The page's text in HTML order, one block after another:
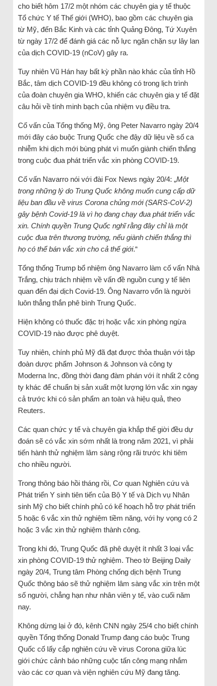
cho biết hôm 17/2 một nhóm các chuyên gia y tế thuộc
Tổ chức Y tế Thế giới (WHO), bao gồm các chuyên gia
từ Mỹ, đến Bắc Kinh và các tỉnh Quảng Đông, Tứ Xuyên
từ ngày 17/2 để đánh giá các nỗ lực ngăn chặn sự lây lan
của dịch COVID-19 (nCoV) gây ra.
Tuy nhiên Vũ Hán hay bất kỳ phần nào khác của tỉnh Hồ
Bắc, tâm dịch COVID-19 đều không có trong lịch trình
của đoàn chuyên gia WHO, khiến các chuyên gia y tế đặt
câu hỏi về tính minh bạch của nhiệm vụ điều tra.
Cố vấn của Tổng thống Mỹ, ông Peter Navarro ngày 20/4
mới đây cáo buộc Trung Quốc che đậy dữ liệu về số ca
nhiễm khi dịch mới bùng phát vì muốn giành chiến thắng
trong cuộc đua phát triển vắc xin phòng COVID-19.
Cố vấn Navarro nói với đài Fox News ngày 20/4: „Một
trong những lý do Trung Quốc không muốn cung cấp dữ
liệu ban đầu về virus Corona chủng mới (SARS-CoV-2)
gây bệnh Covid-19 là vì họ đang chạy đua phát triển vắc
xin. Chính quyền Trung Quốc nghĩ rằng đây chỉ là một
cuộc đua trên thương trường, nếu giành chiến thắng thì
họ có thể bán vắc xin cho cả thế giới.“
Tổng thống Trump bổ nhiệm ông Navarro làm cố vấn Nhà
Trắng, chịu trách nhiệm về vấn đề nguồn cung y tế liên
quan đến đại dịch Covid-19. Ông Navarro vốn là người
luôn thẳng thắn phê bình Trung Quốc.
Hiện không có thuốc đặc trị hoặc vắc xin phòng ngừa
COVID-19 nào được phê duyệt.
Tuy nhiên, chính phủ Mỹ đã đạt được thỏa thuận với tập
đoàn dược phẩm Johnson & Johnson và công ty
Moderna Inc, đồng thời đang đàm phán với ít nhất 2 công
ty khác để chuẩn bị sản xuất một lượng lớn vắc xin ngay
cả trước khi có sản phẩm an toàn và hiệu quả, theo
Reuters.
Các quan chức y tế và chuyên gia khắp thế giời đều dự
đoán sẽ có vắc xin sớm nhất là trong năm 2021, vì phải
tiến hành thử nghiệm lâm sàng rộng rãi trước khi tiêm
cho nhiều người.
Trong thông báo hồi tháng rồi, Cơ quan Nghiên cứu và
Phát triển Y sinh tiên tiến của Bộ Y tế và Dịch vụ Nhân
sinh Mỹ cho biết chính phủ có kế hoạch hỗ trợ phát triển
5 hoặc 6 vắc xin thử nghiệm tiềm năng, với hy vọng có 2
hoặc 3 vắc xin thử nghiệm thành công.
Trong khi đó, Trung Quốc đã phê duyệt ít nhất 3 loại vắc
xin phòng COVID-19 thử nghiệm. Theo tờ Beijing Daily
ngày 20/4, Trung tâm Phòng chống dịch bệnh Trung
Quốc thông báo sẽ thử nghiệm lâm sàng vắc xin trên một
số người, chẳng hạn như nhân viên y tế, vào cuối năm
nay.
Không dừng lại ở đó, kênh CNN ngày 25/4 cho biết chính
quyền Tổng thống Donald Trump đang cáo buộc Trung
Quốc cố lấy cắp nghiên cứu về virus Corona giữa lúc
giới chức cảnh báo những cuộc tấn công mạng nhắm
vào các cơ quan và viện nghiên cứu Mỹ đang tăng.